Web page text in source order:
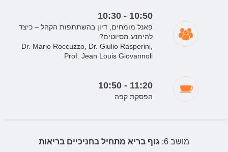
10:30 - 10:50
פאנל מומחים, דיון בהשתתפות הקהל – כיצד
להימנע מסיוטים?
Dr. Mario Roccuzzo, Dr. Giulio Rasperini,
Prof. Jean Louis Giovannoli
10:50 - 11:20
הפסקת קפה
מושב 6:
גוף בריא מתחיל בחניכיים בריאות